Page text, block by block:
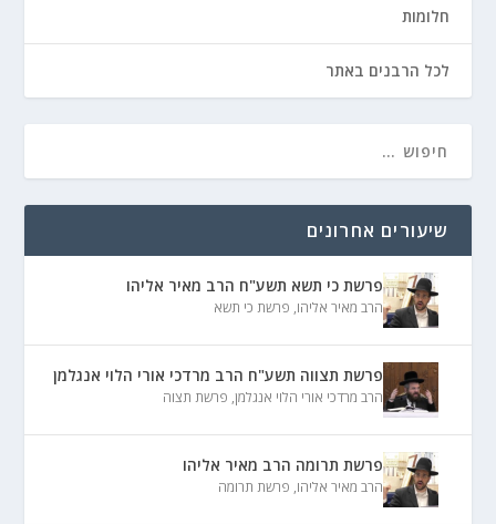
חלומות
לכל הרבנים באתר
שיעורים אחרונים
פרשת כי תשא תשע"ח הרב מאיר אליהו
הרב מאיר אליהו, פרשת כי תשא
פרשת תצווה תשע"ח הרב מרדכי אורי הלוי אנגלמן
הרב מרדכי אורי הלוי אנגלמן, פרשת תצוה
פרשת תרומה הרב מאיר אליהו
הרב מאיר אליהו, פרשת תרומה